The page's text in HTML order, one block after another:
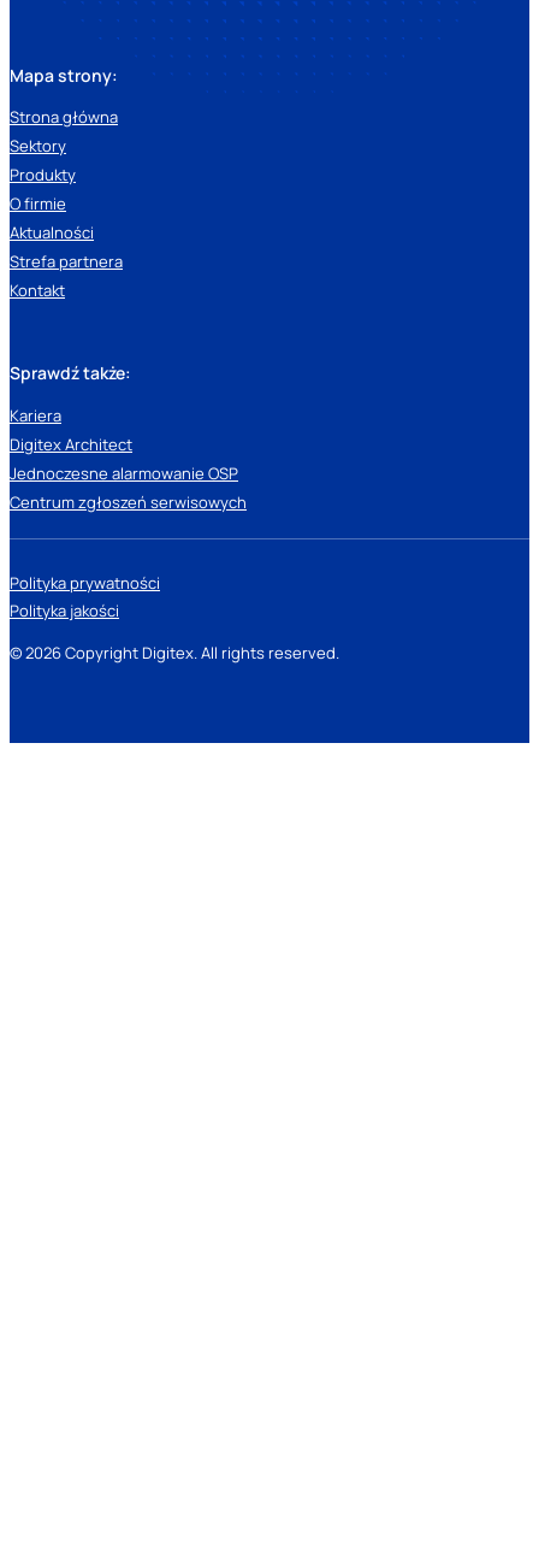
Mapa strony:
Strona główna
Sektory
Produkty
O firmie
Aktualności
Strefa partnera
Kontakt
Sprawdź także:
Kariera
Digitex Architect
Jednoczesne alarmowanie OSP
Centrum zgłoszeń serwisowych
© 2026 Copyright Digitex. All rights reserved.
Polityka prywatności
Polityka jakości